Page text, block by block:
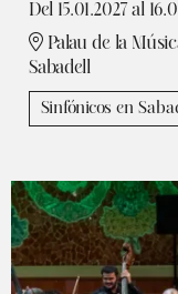
Del 15.01.2027 al
Palau de la
Sabadell
Sinfónicos en